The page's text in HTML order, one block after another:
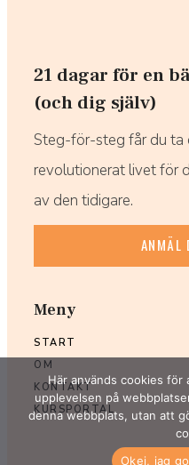
21 dagar för en
(och dig själv)
Steg-för-steg får du ta
revolutionerat livet för
av den tidigare.
ANMÄL
Meny
START
OM
KONTAKT
KURSPORTAL
Här används cookies
upplevelsen på
denna webbplats, utan att
Okej, jag